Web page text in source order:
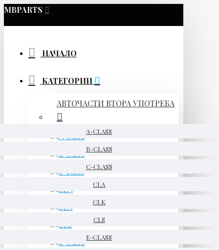
MBPARTS
НАЧАЛО
КАТЕГОРИИ
АВТОЧАСТИ ВТОРА УПОТРЕБА
A-CLASS
B-CLASS
C-CLASS
CLA
CLK
CLS
E-CLASS